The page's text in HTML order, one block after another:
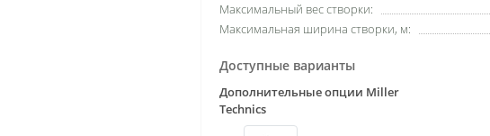
Максимальный вес створки:
Максимальная ширина створки, м:
Доступные варианты
Дополнительные опции Miller
Technics